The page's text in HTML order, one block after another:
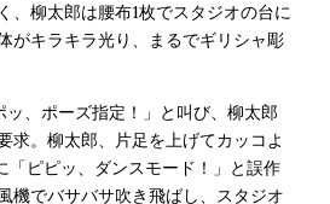
、柳太郎は腰布1枚でスタジオの台に
がキラキラ光り、まるでギリシャ彫
、ポーズ指定！」と叫び、柳太郎
求。柳太郎、片足を上げてカッコよ
「ピピッ、ダンスモード！」と誤作
機でバサバサ吹き飛ばし、スタジオ